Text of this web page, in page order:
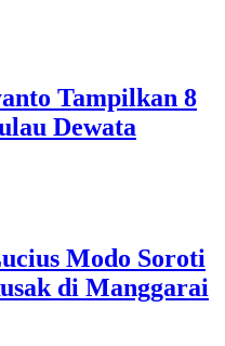
Tampilkan 8
Dewata
Modo Soroti
di Manggarai